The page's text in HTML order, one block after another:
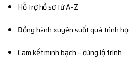
Hỗ trợ hồ sơ từ A–Z
Đồng hành xuyên suốt quá trình
Cam kết minh bạch – đúng lộ trình